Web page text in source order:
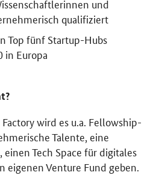
und
qualifiziert
Top fünf Startup-Hubs
in Europa
wird es u.a. Fellowship-
Talente, eine
Tech Space für digitales
eigenen Venture Fund geben.